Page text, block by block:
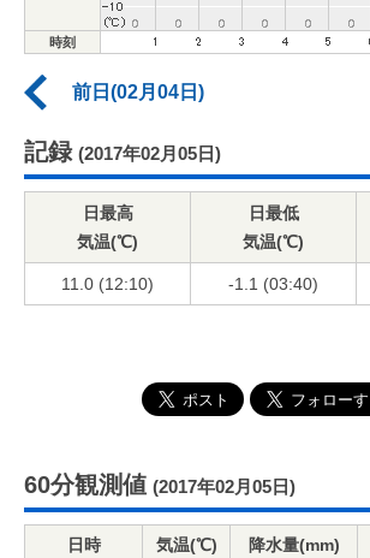
時刻
前日(02月04日)
記録 (2017年02月05日)
日最高
気温(℃)
日最低
気温(℃)
11.0 (12:10) -1.1 (03:40)
60分観測値 (2017年02月05日)
日時 気温(℃) 降水量(mm)